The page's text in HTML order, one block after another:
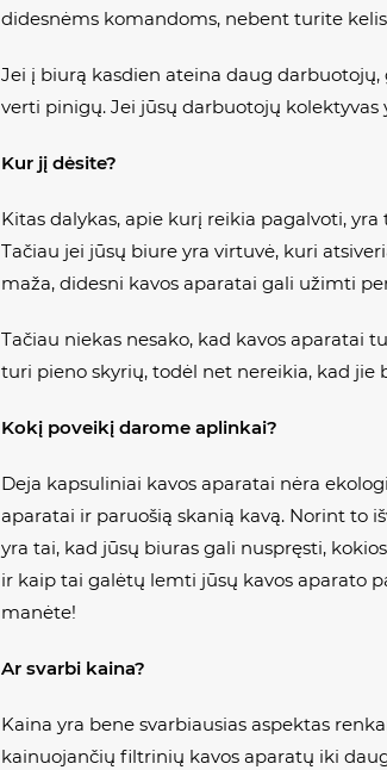
didesnėms komandoms, nebent turite
Jei į biurą kasdien ateina daug
verti pinigų. Jei jūsų darbuotojų
Kur jį dėsite?
Kitas dalykas, apie kurį reikia pagalvoti,
Tačiau jei jūsų biure yra virtuvė, kuri
maža, didesni kavos aparatai gali užimti
Tačiau niekas nesako, kad kavos aparatai
turi pieno skyrių, todėl net nereikia, kad jie
Kokį poveikį darome aplinkai?
Deja kapsuliniai kavos aparatai nėra
aparatai ir paruošią skanią kavą. Norint to
yra tai, kad jūsų biuras gali nuspręsti,
ir kaip tai galėtų lemti jūsų kavos aparato
manėte!
Ar svarbi kaina?
Kaina yra bene svarbiausias aspektas
kainuojančių filtrinių kavos aparatų iki